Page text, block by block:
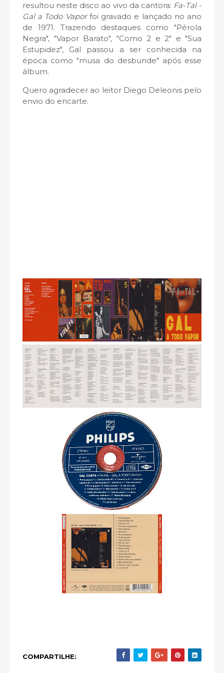
resultou neste disco ao vivo da cantora: Fa-Tal -
Gal a Todo Vaporfoi gravado e lançado no ano
de 1971. Trazendo destaques como "Pérola
Negra", "Vapor Barato", "Como 2 e 2" e "Sua
Estupidez", Gal passou a ser conhecida na
época como "musa do desbunde" após esse
álbum.
Quero agradecer ao leitor Diego Deleonis pelo
envio do encarte.
COMPARTILHE: